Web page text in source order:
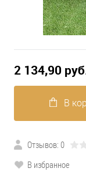
2 134,90
В
Отзывов: 0
В избранное